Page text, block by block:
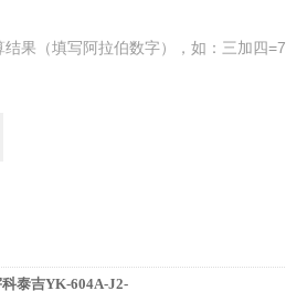
结果（填写阿拉伯数字），如：三加四=7
泰吉YK-604A-J2-